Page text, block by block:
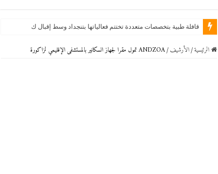
الرئيسية / اﻷرشيف / ANDZOA تمول مقرا لجهاز السكانير بالمستشفى الإقليمي لزاكورة